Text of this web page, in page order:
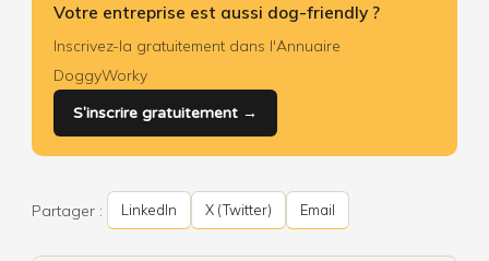
Votre entreprise est aussi dog-friendly ?
Inscrivez-la gratuitement dans l'Annuaire
DoggyWorky
S'inscrire gratuitement →
Partager : LinkedIn X (Twitter) Email